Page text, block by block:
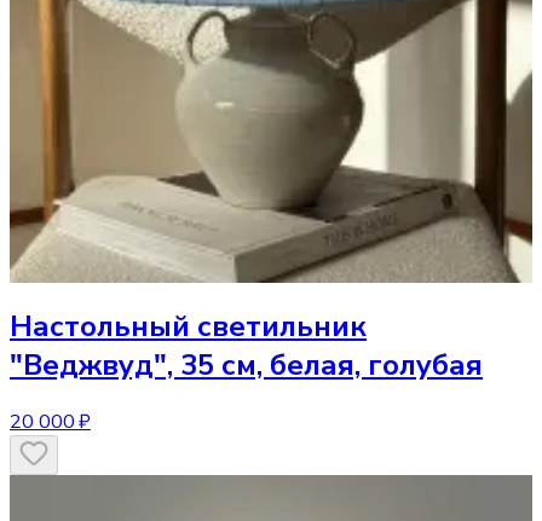
Настольный светильник
"Веджвуд", 35 см, белая, голубая
20 000 ₽